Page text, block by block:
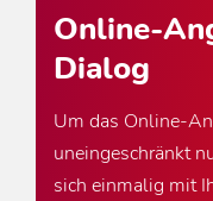
Online-
Dialog
Um das Online-
uneingeschränkt
sich einmalig mit